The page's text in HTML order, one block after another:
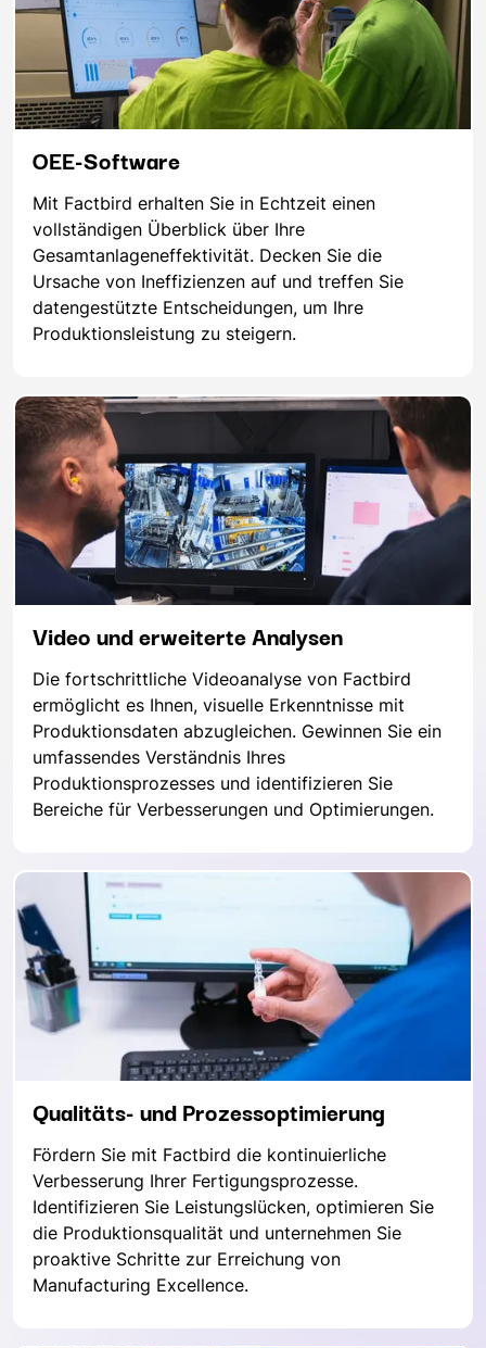
OEE-Software
Mit Factbird erhalten Sie in Echtzeit einen
vollständigen Überblick über Ihre
Gesamtanlageneffektivität. Decken Sie die
Ursache von Ineffizienzen auf und treffen Sie
datengestützte Entscheidungen, um Ihre
Produktionsleistung zu steigern.
Video und erweiterte Analysen
Die fortschrittliche Videoanalyse von Factbird
ermöglicht es Ihnen, visuelle Erkenntnisse mit
Produktionsdaten abzugleichen. Gewinnen Sie ein
umfassendes Verständnis Ihres
Produktionsprozesses und identifizieren Sie
Bereiche für Verbesserungen und Optimierungen.
Qualitäts- und Prozessoptimierung
Fördern Sie mit Factbird die kontinuierliche
Verbesserung Ihrer Fertigungsprozesse.
Identifizieren Sie Leistungslücken, optimieren Sie
die Produktionsqualität und unternehmen Sie
proaktive Schritte zur Erreichung von
Manufacturing Excellence.